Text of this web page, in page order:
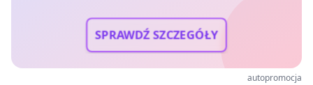
SPRAWDŹ SZCZEGÓŁY
autopromocja